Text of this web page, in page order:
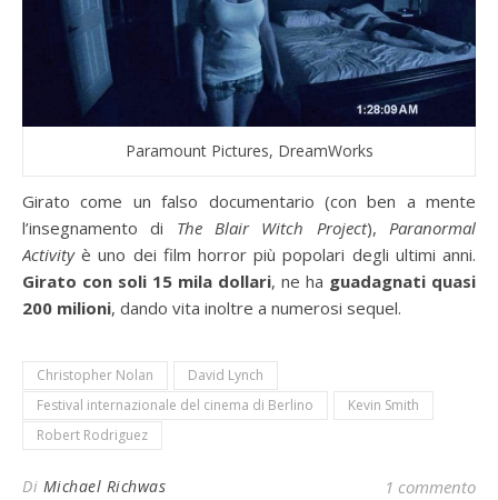
Paramount Pictures, DreamWorks
Girato come un falso documentario (con ben a mente
l’insegnamento di The Blair Witch Project),Paranormal
Activityè uno dei film horror più popolari degli ultimi anni.
Girato con soli 15 mila dollari, ne ha guadagnati quasi
200 milioni, dando vita inoltre a numerosi sequel.
Christopher Nolan
David Lynch
Festival internazionale del cinema di Berlino
Kevin Smith
Robert Rodriguez
Di Michael Richwas 1 commento